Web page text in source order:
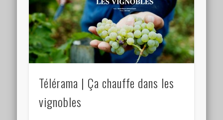
Télérama | Ça chauffe dans les
vignobles